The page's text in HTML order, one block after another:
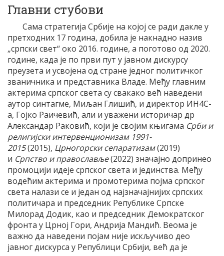
Главни стубови
Сама стратегија Србије на којој се ради дакле у
претходних 17 година, добила је накнадно назив
„српски свет“ око 2016. године, а поготово од 2020.
године, када је по први пут у јавном дискурсу
преузета и усвојена од стране једног политичког
званичника и представника Владе. Међу главним
актерима српског света су свакако већ наведени
аутор синтагме, Миљан Глишић, и директор ИН4С-
а, Гојко Раичевић, али и уважени историчар др
Александар Раковић, који је својим књигама Срби и
религијски интервенционизам 1991-
2015(2015), Црногорски сепаратизам(2019)
и Српство и православље(2022) значајно допринео
промоцији идеје српског света и јединства. Међу
водећим актерима и промотерима појма српског
света налази се и један од најзначајнијих српских
политичара и председник Републике Српске
Милорад Додик, као и председник Демократског
фронта у Црној Гори, Андрија Мандић. Веома је
важно да наведени појам није искључиво део
јавног дискурса у Републици Србији, већ да је